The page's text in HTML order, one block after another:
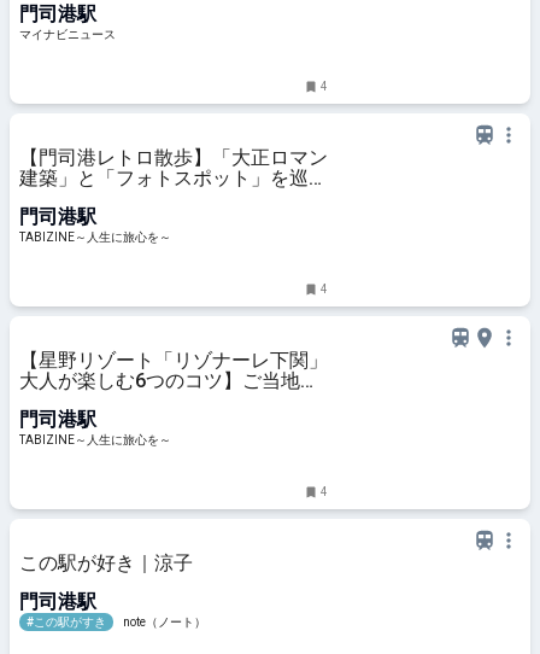
開
門司港駅
マイナビニュース
4
【門司港レトロ散歩】「大正ロマン
建築」と「フォトスポット」を巡
ルコース | TABIZINE～人生に旅心を
～
門司港駅
TABIZINE～人生に旅心を～
4
【星野リゾート「リゾナーレ下関」
大人が楽しむ6つのコツ】ご当地グ
楽しみ尽くす | TABIZINE～人生に旅
心を～
門司港駅
TABIZINE～人生に旅心を～
4
この駅が好き｜涼子
門司港駅
#この駅がすき note（ノート）